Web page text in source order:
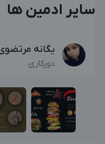
سایر ادمین ها
یگانه
دورکاری